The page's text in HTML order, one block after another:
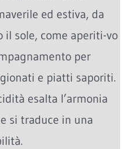
ed estiva, da
il sole, come aperiti-vo
per
e piatti saporiti.
esalta l’armonia
si traduce in una